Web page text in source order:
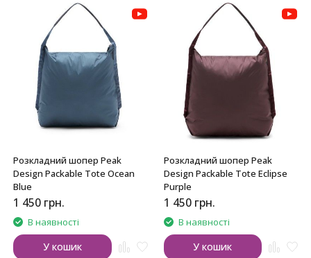
Розкладний шопер Peak
Design Packable Tote Ocean
Blue
1 450 грн.
В наявності
У кошик
Розкладний шопер Peak
Design Packable Tote Eclipse
Purple
1 450 грн.
В наявності
У кошик